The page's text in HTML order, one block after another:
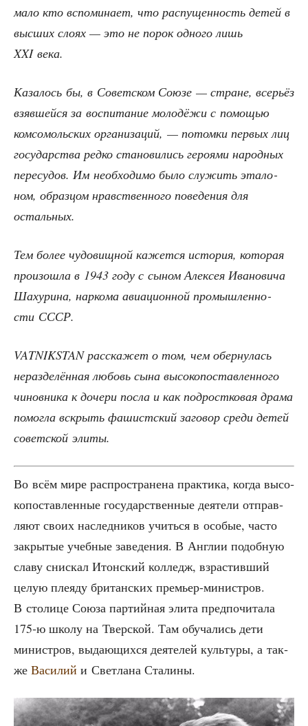
мало кто вспо­ми­на­ет, что рас­пу­щен­ность детей в
выс­ших сло­ях — это не порок одно­го лишь
XXI века.
Каза­лось бы, в Совет­ском Сою­зе — стране, все­рьёз
взяв­шей­ся за вос­пи­та­ние моло­дё­жи с помо­щью
ком­со­моль­ских орга­ни­за­ций, — потом­ки пер­вых лиц
госу­дар­ства ред­ко ста­но­ви­лись геро­я­ми народ­ных
пере­су­дов. Им необ­хо­ди­мо было слу­жить эта­ло­
ном, образ­цом нрав­ствен­но­го пове­де­ния для
остальных.
Тем более чудо­вищ­ной кажет­ся исто­рия, кото­рая
про­изо­шла в 1943 году с сыном Алек­сея Ива­но­ви­ча
Шах­ури­на, нар­ко­ма авиа­ци­он­ной про­мыш­лен­но­
сти СССР.
VATNIKSTAN рас­ска­жет о том, чем обер­ну­лась
нераз­де­лён­ная любовь сына высо­ко­по­став­лен­но­го
чинов­ни­ка к доче­ри посла и как под­рост­ко­вая дра­ма
помог­ла вскрыть фашист­ский заго­вор сре­ди детей
совет­ской элиты.
Во всём мире рас­про­стра­не­на прак­ти­ка, когда высо­
ко­по­став­лен­ные госу­дар­ствен­ные дея­те­ли отправ­
ля­ют сво­их наслед­ни­ков учить­ся в осо­бые, часто
закры­тые учеб­ные заве­де­ния. В Англии подоб­ную
сла­ву снис­кал Итон­ский кол­ледж, взрас­тив­ший
целую пле­я­ду бри­тан­ских пре­мьер-мини­стров.
В сто­ли­це Сою­за пар­тий­ная эли­та пред­по­чи­та­ла
175‑ю шко­лу на Твер­ской. Там обу­ча­лись дети
мини­стров, выда­ю­щих­ся дея­те­лей куль­ту­ры, а так­
же Васи­лий и Свет­ла­на Сталины.